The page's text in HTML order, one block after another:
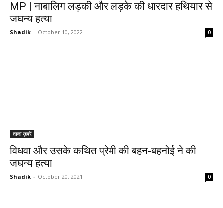
MP | नाबालिग लड़की और लड़के की धारदार हथियार से
जघन्य हत्या
Shadik - October 10, 2022 0
ताजा ख़बरें
विधवा और उसके कथित प्रेमी की बहन-बहनोई ने की
जघन्य हत्या
Shadik - October 20, 2021 0